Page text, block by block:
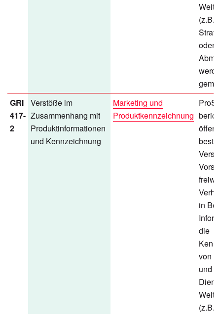
(z.B.
oder
GRI
417-
2
Verstöße im
Zusammenhang mit
Produktinformationen
und Kennzeichnung
Marketing und
Produktkennzeichnung
in
die
von
und
(z.B.